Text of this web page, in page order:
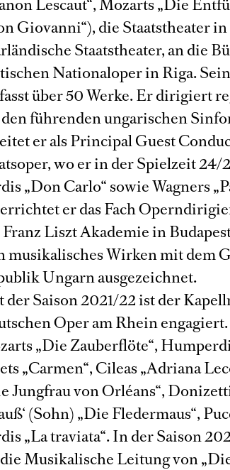
Lescaut“, Mozarts „Die
Giovanni“), die Staatstheater
Staatstheater, an die
Nationaloper in Riga.
über 50 Werke. Er dirigiert
führenden ungarischen
er als Principal Guest
wo er in der Spielzeit 24/
„Don Carlo“ sowie Wagners
er das Fach
Liszt Akademie in
musikalisches Wirken mit dem
Ungarn ausgezeichnet.
der Saison 2021/22 ist der
Oper am Rhein
„Die Zauberflöte“,
„Carmen“, Cileas „Adriana
Jungfrau von Orléans“,
(Sohn) „Die Fledermaus“,
„La traviata“. In der Saison
Musikalische Leitung von